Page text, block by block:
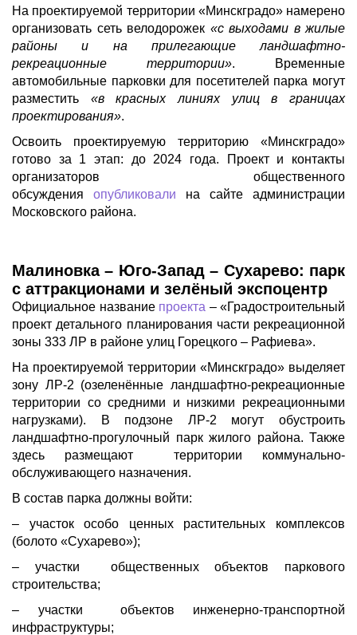
На проектируемой территории «Минскградо» намерено
организовать сеть велодорожек «с выходами в жилые
районы и на прилегающие ландшафтно-
рекреационные территории». Временные
автомобильные парковки для посетителей парка могут
разместить «в красных линиях улиц в границах
проектирования».
Освоить проектируемую территорию «Минскградо»
готово за 1 этап: до 2024 года. Проект и контакты
организаторов общественного
обсуждения опубликовали на сайте администрации
Московского района.
Малиновка – Юго-Запад – Сухарево: парк
с аттракционами и зелёный экспоцентр
Официальное название проекта – «Градостроительный
проект детального планирования части рекреационной
зоны 333 ЛР в районе улиц Горецкого – Рафиева».
На проектируемой территории «Минскградо» выделяет
зону ЛР-2 (озеленённые ландшафтно-рекреационные
территории со средними и низкими рекреационными
нагрузками). В подзоне ЛР-2 могут обустроить
ландшафтно-прогулочный парк жилого района. Также
здесь размещают территории коммунально-
обслуживающего назначения.
В состав парка должны войти:
– участок особо ценных растительных комплексов
(болото «Сухарево»);
– участки общественных объектов паркового
строительства;
– участки объектов инженерно-транспортной
инфраструктуры;